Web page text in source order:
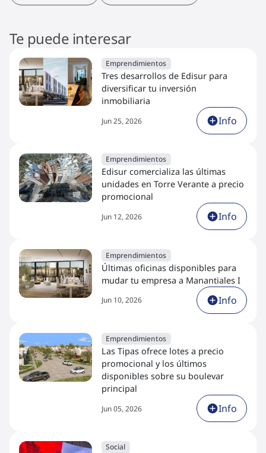
Te puede interesar
Emprendimientos
Tres desarrollos de Edisur para
diversificar tu inversión
inmobiliaria
Jun 25, 2026 Info
Emprendimientos
Edisur comercializa las últimas
unidades en Torre Verante a precio
promocional
Jun 12, 2026 Info
Emprendimientos
Últimas oficinas disponibles para
mudar tu empresa a Manantiales I
Jun 10, 2026 Info
Emprendimientos
Las Tipas ofrece lotes a precio
promocional y los últimos
disponibles sobre su boulevar
principal
Jun 05, 2026 Info
Social